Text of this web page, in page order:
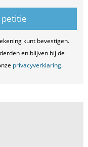
kunt bevestigen.
en blijven bij de
privacyverklaring.